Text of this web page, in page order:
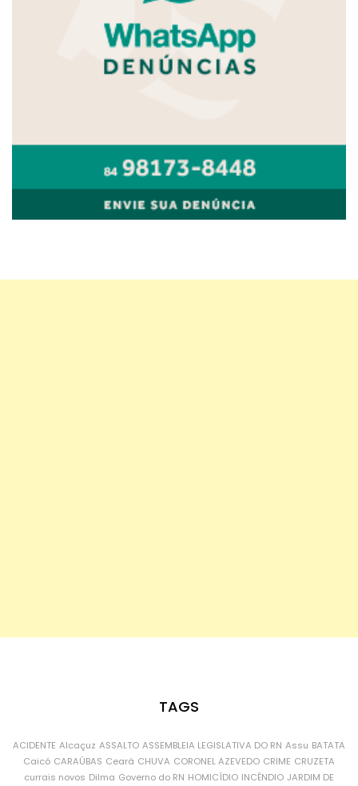
TAGS
ACIDENTE Alcaçuz ASSALTO ASSEMBLEIA LEGISLATIVA DO RN Assu BATATA
Caicó CARAÚBAS Ceará CHUVA CORONEL AZEVEDO CRIME CRUZETA
currais novos Dilma Governo do RN HOMICÍDIO INCÊNDIO JARDIM DE